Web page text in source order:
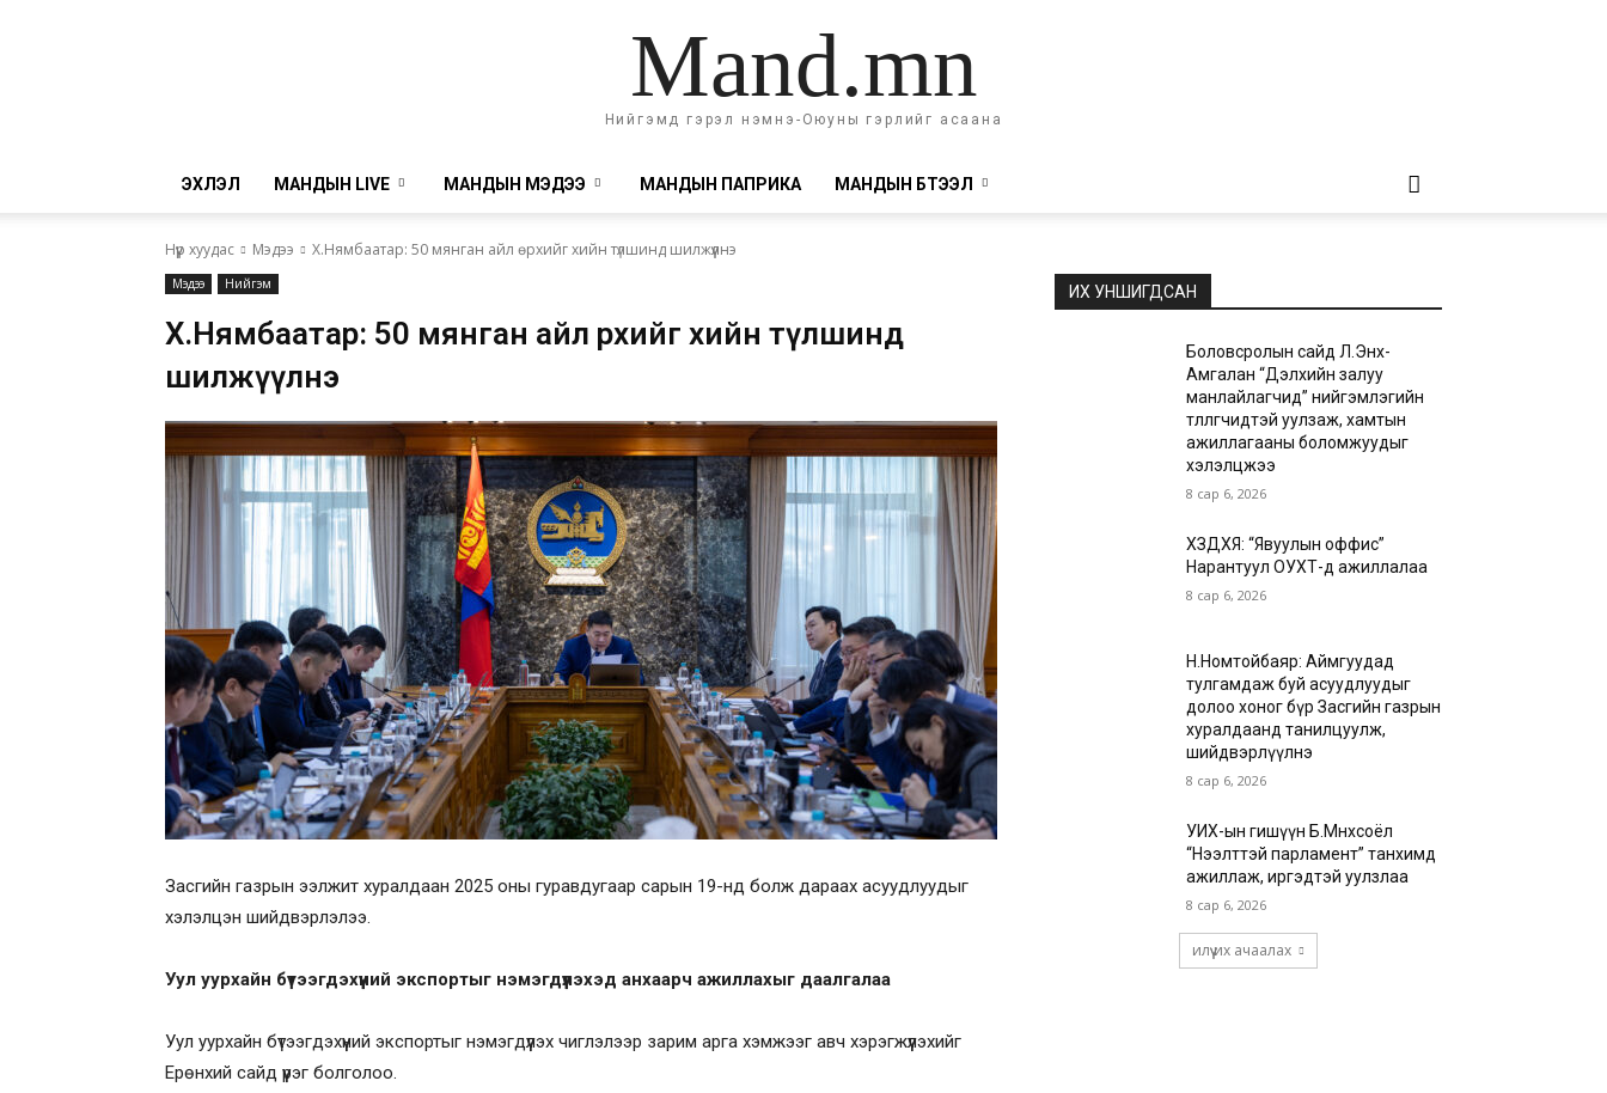
Mand.mn
Нийгэмд гэрэл нэмнэ-Оюуны гэрлийг асаана
ЭХЛЭЛ МАНДЫН LIVE МАНДЫН МЭДЭЭ МАНДЫН ПАПРИКА МАНДЫН БҮТЭЭЛ
Нүүр хуудас Мэдээ Х.Нямбаатар: 50 мянган айл өрхийг хийн түлшинд шилжүүлнэ
Мэдээ Нийгэм
Х.Нямбаатар: 50 мянган айл өрхийг хийн түлшинд
шилжүүлнэ
Засгийн газрын ээлжит хуралдаан 2025 оны гуравдугаар сарын 19-нд болж дараах асуудлуудыг
хэлэлцэн шийдвэрлэлээ.
Уул уурхайн бүтээгдэхүүний экспортыг нэмэгдүүлэхэд анхаарч ажиллахыг даалгалаа
Уул уурхайн бүтээгдэхүүний экспортыг нэмэгдүүлэх чиглэлээр зарим арга хэмжээг авч хэрэгжүүлэхийг
Ерөнхий сайд үүрэг болголоо.
ИХ УНШИГДСАН
Боловсролын сайд Л.Энх-
Амгалан “Дэлхийн залуу
манлайлагчид” нийгэмлэгийн
төлөөлөгчидтэй уулзаж, хамтын
ажиллагааны боломжуудыг
хэлэлцжээ
8 сар 6, 2026
ХЗДХЯ: “Явуулын оффис”
Нарантуул ОУХТ-д ажиллалаа
8 сар 6, 2026
Н.Номтойбаяр: Аймгуудад
тулгамдаж буй асуудлуудыг
долоо хоног бүр Засгийн газрын
хуралдаанд танилцуулж,
шийдвэрлүүлнэ
8 сар 6, 2026
УИХ-ын гишүүн Б.Мөнхсоёл
“Нээлттэй парламент” танхимд
ажиллаж, иргэдтэй уулзлаа
8 сар 6, 2026
илүү их ачаалах